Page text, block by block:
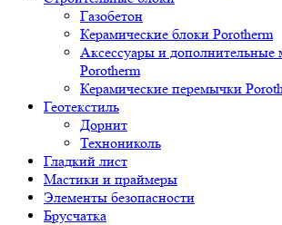
Газобетон
Керамические блоки Porotherm
Аксессуары и дополнительные
Porotherm
Керамические перемычки
Геотекстиль
Дорнит
Технониколь
Гладкий лист
Мастики и праймеры
Элементы безопасности
Брусчатка